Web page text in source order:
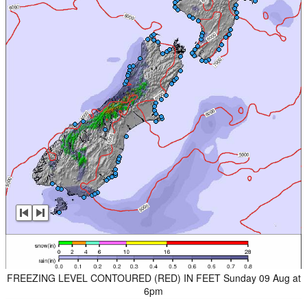
FREEZING LEVEL CONTOURED (RED) IN FEET Sunday 09 Aug at
6pm